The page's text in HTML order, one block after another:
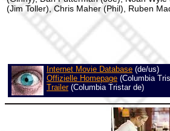
(Jim Toller), Chris Maher (Phil), Ruben
Internet Movie Database (de/us)
Offizielle Homepage (Columbia
Trailer(Columbia Tristar de)